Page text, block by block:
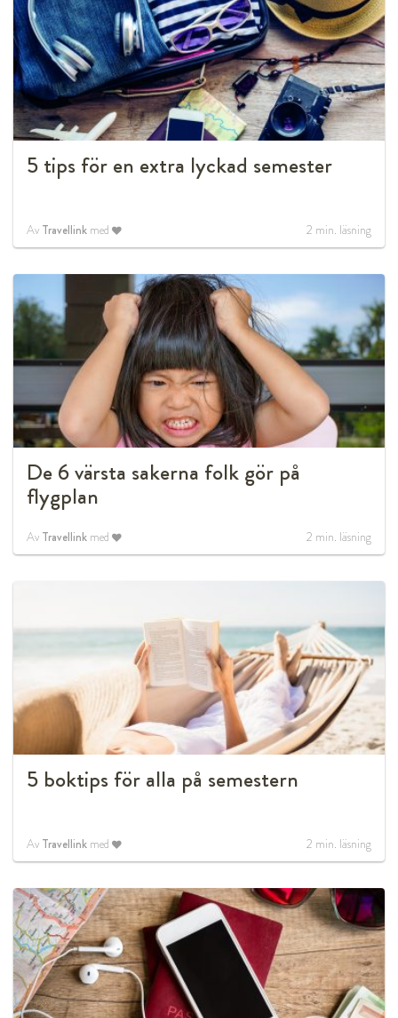
5 tips för en extra lyckad semester
Av Travellink med 2 min. läsning
De 6 värsta sakerna folk gör på
flygplan
Av Travellink med 2 min. läsning
5 boktips för alla på semestern
Av Travellink med 2 min. läsning